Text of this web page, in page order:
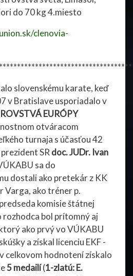
do 70 kg 4.miesto
clenovia-
slovenskému karate, keď
v Bratislave usporiadalo v
EURÓPY
otváracom
turnaja s účasťou 42
SR doc. JUDr. Ivan
sa do
dostali ako pretekár z KK
Varga, ako tréner p.
komisie štátnej
rozhodca bol prítomný aj
ako prvý vo VÚKABU
a získal licenciu EKF -
celkovom hodnotení získalo
5 medailí(1-zlatú: E.